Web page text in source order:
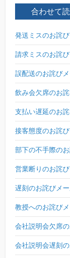
合わせて
発送ミスのお詫
請求ミスのお詫
誤配送のお詫び
飲み会欠席のお
支払い遅延のお
接客態度のお詫
部下の不手際の
営業断りのお詫
遅刻のお詫びメ
教授へのお詫び
会社説明会欠席
会社説明会遅刻